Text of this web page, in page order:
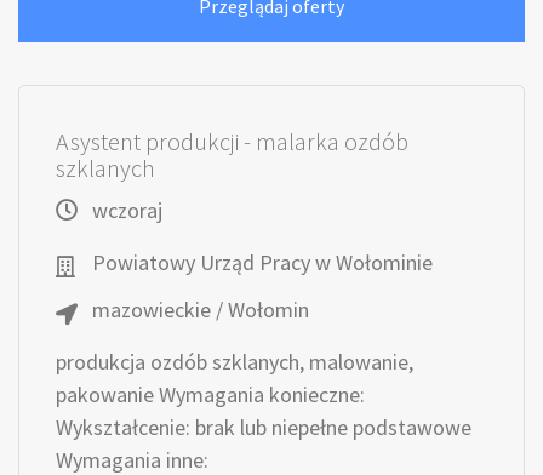
Asystent produkcji - malarka ozdób
szklanych
wczoraj
Powiatowy Urząd Pracy w Wołominie
mazowieckie / Wołomin
produkcja ozdób szklanych, malowanie,
pakowanie Wymagania konieczne:
Wykształcenie: brak lub niepełne podstawowe
Wymagania inne: